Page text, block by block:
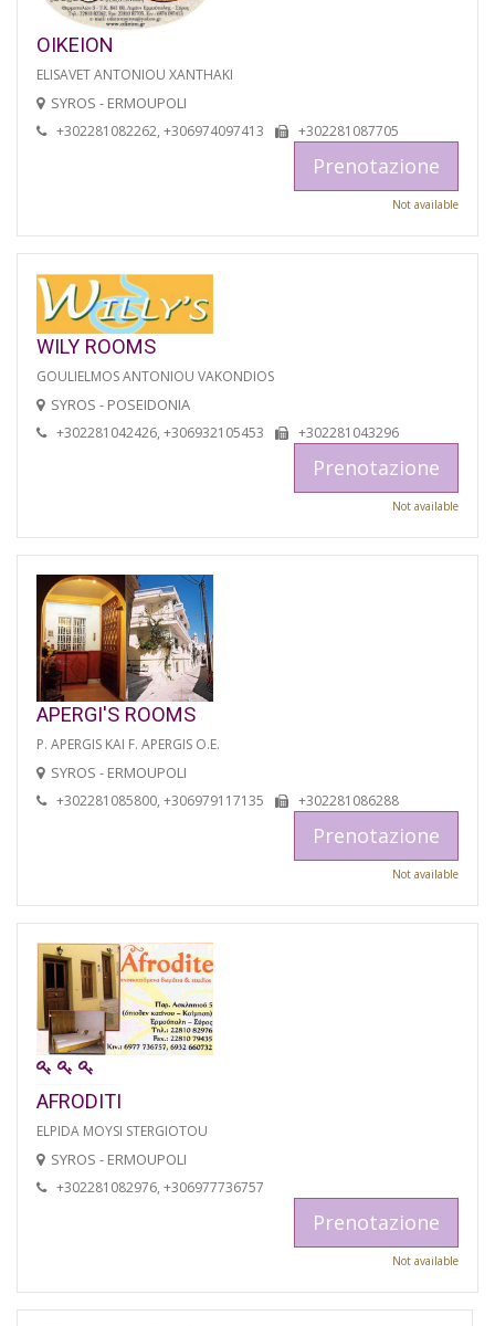
OIKEION
ELISAVET ANTONIOU XANTHAKI
SYROS - ERMOUPOLI
+302281082262, +306974097413 +302281087705
Prenotazione
Not available
WILY ROOMS
GOULIELMOS ANTONIOU VAKONDIOS
SYROS - POSEIDONIA
+302281042426, +306932105453 +302281043296
Prenotazione
Not available
APERGI'S ROOMS
P. APERGIS KAI F. APERGIS O.E.
SYROS - ERMOUPOLI
+302281085800, +306979117135 +302281086288
Prenotazione
Not available
AFRODITI
ELPIDA MOYSI STERGIOTOU
SYROS - ERMOUPOLI
+302281082976, +306977736757
Prenotazione
Not available